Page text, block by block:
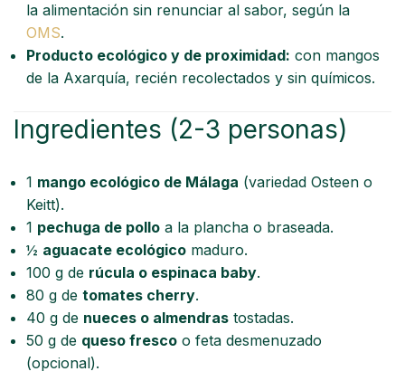
la alimentación sin renunciar al sabor, según la
OMS.
Producto ecológico y de proximidad: con mangos
de la Axarquía, recién recolectados y sin químicos.
Ingredientes (2-3 personas)
1 mango ecológico de Málaga (variedad Osteen o
Keitt).
1 pechuga de pollo a la plancha o braseada.
½ aguacate ecológico maduro.
100 g de rúcula o espinaca baby.
80 g de tomates cherry.
40 g de nueces o almendras tostadas.
50 g de queso fresco o feta desmenuzado
(opcional).